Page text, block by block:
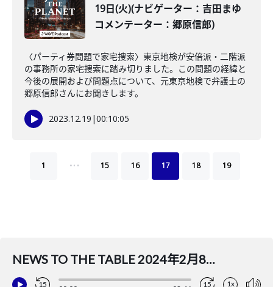
19日(火)(ナビゲーター：吉田まゆ
コメンテーター：郷原信郎)
〈パーティ券問題で家宅捜索〉東京地検が安倍派・二階派
の事務所の家宅捜索に踏み切りました。この問題の経緯と
今後の展開および問題点について、元東京地検で弁護士の
郷原信郎さんにお聞きします。
2023.12.19 |00:10:05
1 … 15 16 17 18 19
NEWS TO THE TABLE 2024年2月8日(木)（ナビゲーター：堀潤／コメンテーター：脱原発と環境破壊のない社会を目指す市民団体「たんぽぽ舎」山崎久隆）
15 15 1x